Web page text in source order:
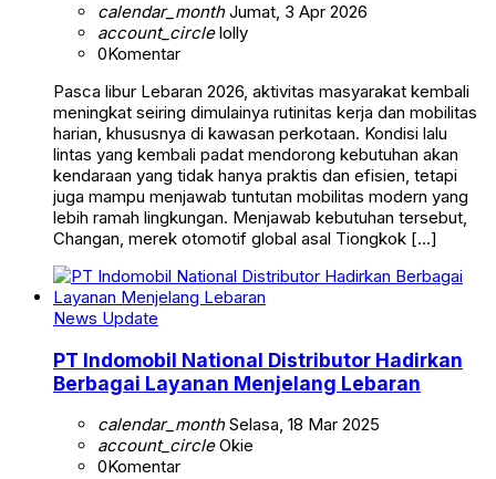
calendar_monthJumat, 3 Apr 2026
account_circlelolly
0Komentar
Pasca libur Lebaran 2026, aktivitas masyarakat kembali
meningkat seiring dimulainya rutinitas kerja dan mobilitas
harian, khususnya di kawasan perkotaan. Kondisi lalu
lintas yang kembali padat mendorong kebutuhan akan
kendaraan yang tidak hanya praktis dan efisien, tetapi
juga mampu menjawab tuntutan mobilitas modern yang
lebih ramah lingkungan. Menjawab kebutuhan tersebut,
Changan, merek otomotif global asal Tiongkok […]
News Update
PT Indomobil National Distributor Hadirkan
Berbagai Layanan Menjelang Lebaran
calendar_monthSelasa, 18 Mar 2025
account_circleOkie
0Komentar